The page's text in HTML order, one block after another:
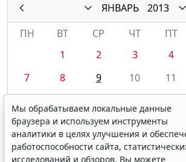
ЯНВАРЬ
2013
ПН
ВТ СР ЧТ ПТ
1
2 3 4
7
8 9 10 11
21
22 23 24 25
28
29 30 31
Мы обрабатываем локальные данные
браузера и используем инструменты
аналитики в целях улучшения и
работоспособности сайта,
исследований и обзоров. Вы можете